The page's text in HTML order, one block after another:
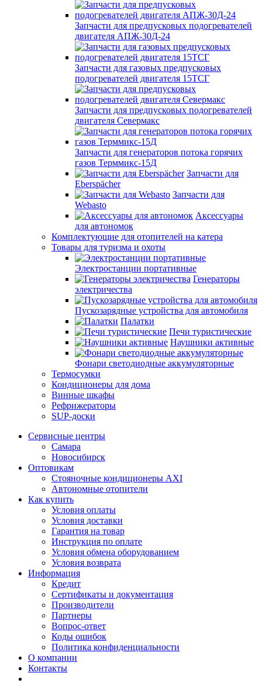
Запчасти для предпусковых подогревателей
двигателя АПЖ-30Д-24
Запчасти для газовых предпусковых
подогревателей двигателя 15ТСГ
Запчасти для предпусковых подогревателей
двигателя Севермакс
Запчасти для генераторов потока горячих
газов Терммикс-15Д
Запчасти для
Eberspächer
Запчасти для
Webasto
Аксессуары
для автономок
Комплектующие для отопителей на катера
Товары для туризма и охоты
Электростанции портативные
Генераторы
электричества
Пускозарядные устройства для автомобиля
Палатки
Печи туристические
Наушники активные
Фонари светодиодные аккумуляторные
Термосумки
Кондиционеры для дома
Винные шкафы
Рефрижераторы
SUP-доски
Сервисные центры
Самара
Новосибирск
Оптовикам
Стояночные кондиционеры AXI
Автономные отопители
Как купить
Условия оплаты
Условия доставки
Гарантия на товар
Инструкция по оплате
Условия обмена оборудованием
Условия возврата
Информация
Кредит
Сертификаты и документация
Производители
Партнеры
Вопрос-ответ
Коды ошибок
Политика конфиденциальности
О компании
Контакты